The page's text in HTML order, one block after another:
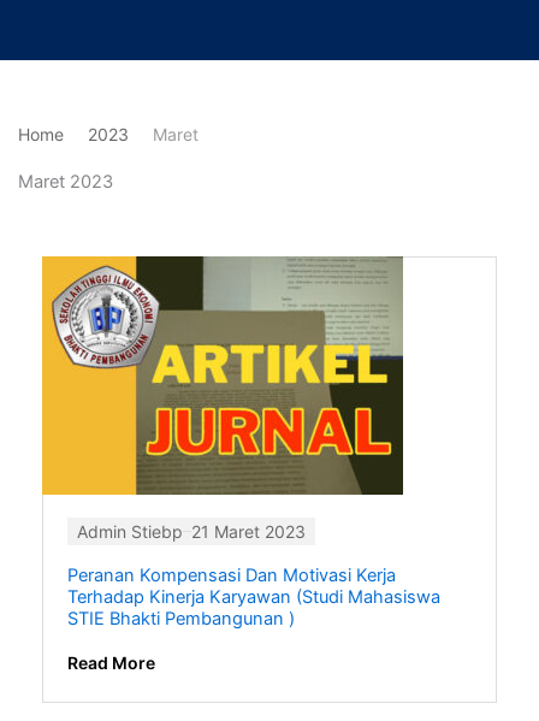
Home 2023 Maret
Maret 2023
Admin Stiebp 21 Maret 2023
Peranan Kompensasi Dan Motivasi Kerja
Terhadap Kinerja Karyawan (Studi Mahasiswa
STIE Bhakti Pembangunan )
Read More
Page